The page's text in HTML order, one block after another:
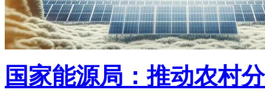
国家能源局：推动农村